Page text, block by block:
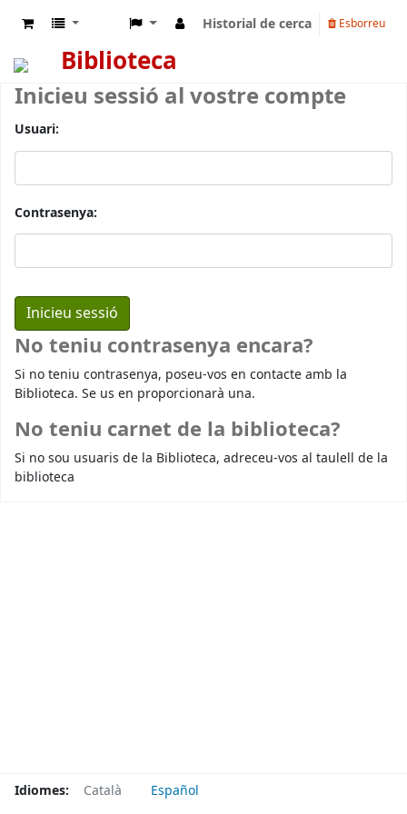
Historial de cerca Esborreu
Biblioteca
Inicieu sessió al vostre compte
Usuari:
Contrasenya:
No teniu contrasenya encara?
Si no teniu contrasenya, poseu-vos en contacte amb la
Biblioteca. Se us en proporcionarà una.
No teniu carnet de la biblioteca?
Si no sou usuaris de la Biblioteca, adreceu-vos al taulell de la
biblioteca
Idiomes: Català Español